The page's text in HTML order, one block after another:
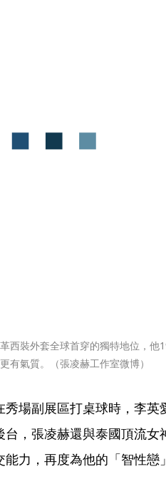
西裝外套全球首穿的獨特地位，他
有氣質。（張凌赫工作室微博）
場副展區打桌球時，李英
，張凌赫還與泰國頂流
力，再度為他的「智性戀